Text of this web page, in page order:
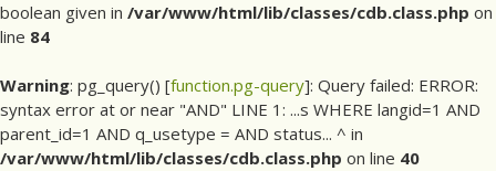
boolean given in /var/www/html/lib/classes/cdb.class.php on
line 84
Warning: pg_query() [function.pg-query]: Query failed: ERROR:
syntax error at or near "AND" LINE 1: ...s WHERE langid=1 AND
parent_id=1 AND q_usetype = AND status... ^ in
/var/www/html/lib/classes/cdb.class.php on line 40